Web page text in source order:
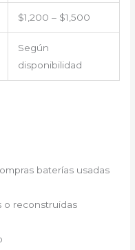
$1,200 – $1,500
Según
disponibilidad
baterías usadas
o reconstruidas